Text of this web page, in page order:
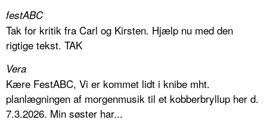
festABC
Tak for kritik fra Carl og Kirsten. Hjælp nu med den
rigtige tekst. TAK
Vera
Kære FestABC, Vi er kommet lidt i knibe mht.
planlægningen af morgenmusik til et kobberbryllup her d.
7.3.2026. Min søster har...